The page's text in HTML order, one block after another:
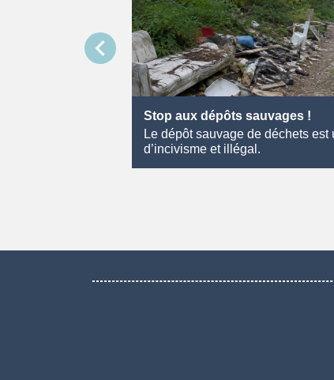
Stop aux dépôts sauvages !
Le dépôt sauvage de déchets est
d’incivisme et illégal.
chevron_left